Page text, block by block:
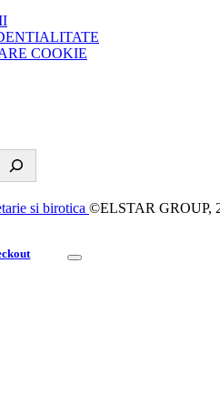
COOKIE
©ELSTAR GROUP,